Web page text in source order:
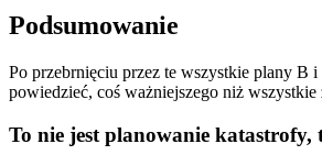
Podsumowanie
Po przebrnięciu przez te wszystkie plany B
powiedzieć, coś ważniejszego niż
To nie jest planowanie